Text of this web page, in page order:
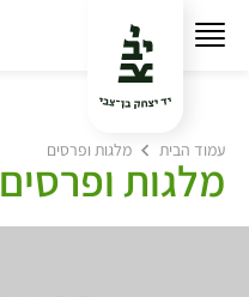
עמוד הבית מלגות ופרסים
מלגות ופרסים